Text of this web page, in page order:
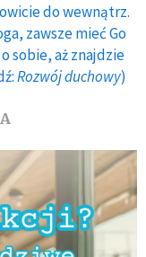
do wewnątrz.
zawsze mieć Go
sobie, aż znajdzie
Rozwój duchowy)